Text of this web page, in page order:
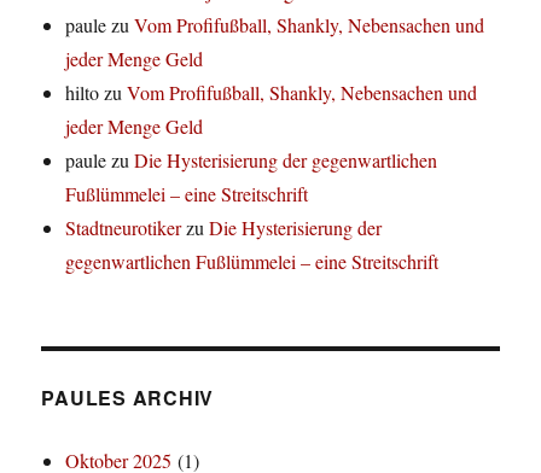
paulezuVom Profifußball, Shankly, Nebensachen und
jeder Menge Geld
hiltozuVom Profifußball, Shankly, Nebensachen und
jeder Menge Geld
paulezuDie Hysterisierung der gegenwartlichen
Fußlümmelei – eine Streitschrift
StadtneurotikerzuDie Hysterisierung der
gegenwartlichen Fußlümmelei – eine Streitschrift
PAULES ARCHIV
Oktober 2025 (1)